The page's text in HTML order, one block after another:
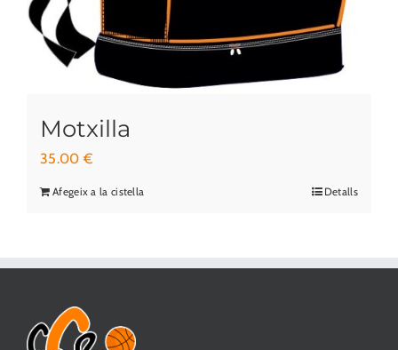
Motxilla
35.00€
Afegeix a la cistella Detalls